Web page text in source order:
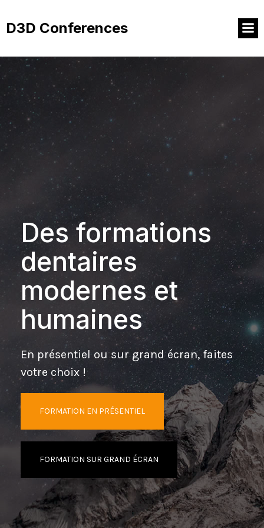
contenu
D3D Conferences
Des formations
dentaires
modernes et
humaines
En présentiel ou sur grand écran, faites
votre choix !
FORMATION EN PRÉSENTIEL
FORMATION SUR GRAND ÉCRAN